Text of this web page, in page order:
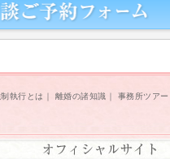
執行とは 離婚の諸知識 事務所ツアー